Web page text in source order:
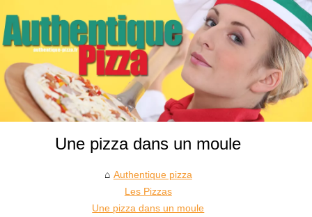
Une pizza dans un moule
Authentique pizza
Les Pizzas
Une pizza dans un moule